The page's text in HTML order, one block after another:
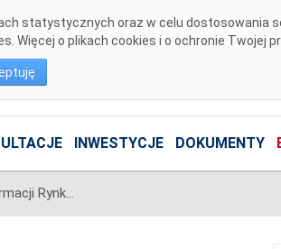
statystycznych oraz w celu dostosowania
Więcej o plikach cookies i o ochronie Twojej
INWESTYCJE DOKUMENTY
Start Centralnego Systemu Informacji Rynku Energii